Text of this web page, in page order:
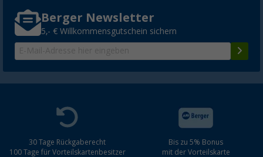
Berger Newsletter
5,- € Willkommensgutschein sichern
30 Tage Rückgaberecht
100 Tage für Vorteilskartenbesitzer
Bis zu 5% Bonus
mit der Vorteilskarte